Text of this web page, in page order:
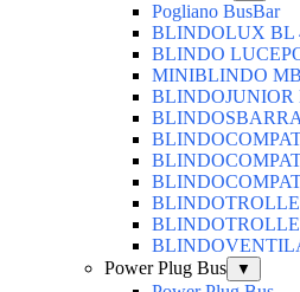
Pogliano BusBar
BLINDOLUX BL
BLINDO
MINIBLINDO
BLINDOJUNIOR
Power Plug Bus
▼